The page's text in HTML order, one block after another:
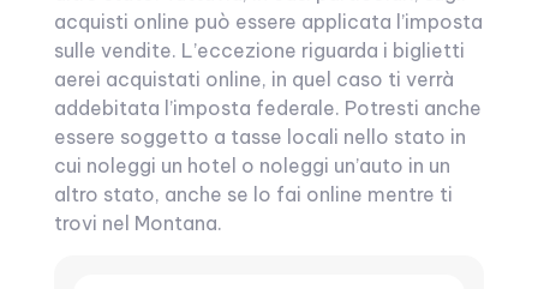
acquisti online può essere applicata l’imposta
sulle vendite. L’eccezione riguarda i biglietti
aerei acquistati online, in quel caso ti verrà
addebitata l’imposta federale. Potresti anche
essere soggetto a tasse locali nello stato in
cui noleggi un hotel o noleggi un’auto in un
altro stato, anche se lo fai online mentre ti
trovi nel Montana.